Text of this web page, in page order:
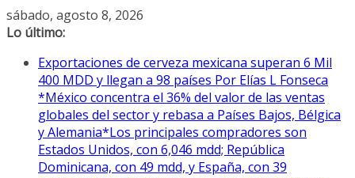
Saltar
al
sábado, agosto 8, 2026
Lo último:
Exportaciones de cerveza mexicana superan 6 Mil
400 MDD y llegan a 98 países Por Elías L Fonseca
*México concentra el 36% del valor de las ventas
globales del sector y rebasa a Países Bajos, Bélgica
y Alemania*Los principales compradores son
Estados Unidos, con 6,046 mdd; República
Dominicana, con 49 mdd, y España, con 39